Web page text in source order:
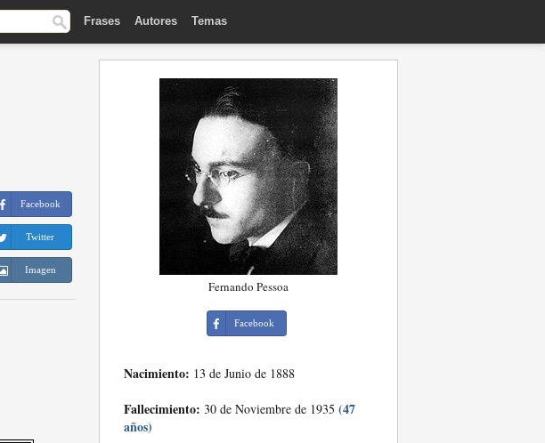
Frases Autores Temas
Facebook
Twitter
Imagen
Fernando Pessoa
Facebook
Nacimiento: 13 de Junio de 1888
Fallecimiento: 30 de Noviembre de 1935 (47
años)